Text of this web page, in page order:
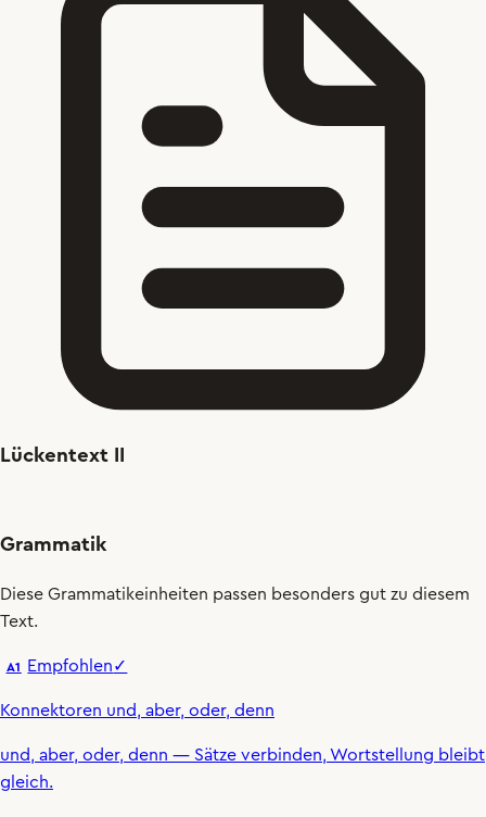
Lückentext II
Grammatik
Diese Grammatikeinheiten passen besonders gut zu diesem
Text.
A1 Empfohlen✓
Konnektoren und, aber, oder, denn
und, aber, oder, denn — Sätze verbinden, Wortstellung bleibt
gleich.